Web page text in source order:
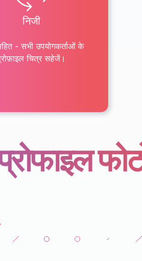
निजी
- सभी उपयोगकर्ताओं के
चित्र सहेजें।